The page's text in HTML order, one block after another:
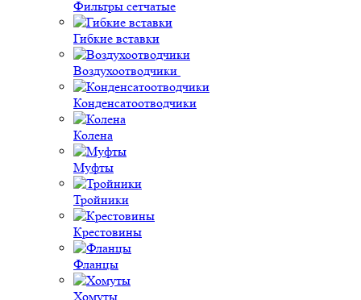
Фильтры сетчатые
Гибкие вставки
Воздухоотводчики
Конденсатоотводчики
Колена
Муфты
Тройники
Крестовины
Фланцы
Хомуты